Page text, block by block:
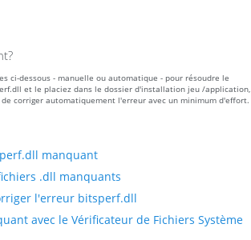
ci-dessous - manuelle ou automatique - pour résoudre le
et le placiez dans le dossier d'installation jeu /application,
corriger automatiquement l'erreur avec un minimum d'effort.
manquant
.dll manquants
l'erreur bitsperf.dll
avec le Vérificateur de Fichiers Système